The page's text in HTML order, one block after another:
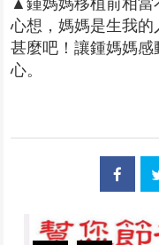
心想，媽媽是生我
甚麼吧！讓鍾媽媽
心。